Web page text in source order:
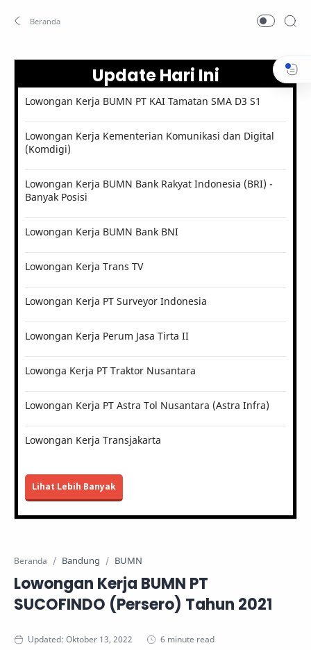
Update Hari Ini
Lowongan Kerja BUMN PT KAI Tamatan SMA D3 S1
Lowongan Kerja Kementerian Komunikasi dan Digital
(Komdigi)
Lowongan Kerja BUMN Bank Rakyat Indonesia (BRI) -
Banyak Posisi
Lowongan Kerja BUMN Bank BNI
Lowongan Kerja Trans TV
Lowongan Kerja PT Surveyor Indonesia
Lowongan Kerja Perum Jasa Tirta II
Lowonga Kerja PT Traktor Nusantara
Lowongan Kerja PT Astra Tol Nusantara (Astra Infra)
Lowongan Kerja Transjakarta
Lihat Lebih Banyak
Beranda Bandung BUMN
Lowongan Kerja BUMN PT
SUCOFINDO (Persero) Tahun 2021
6 minute read